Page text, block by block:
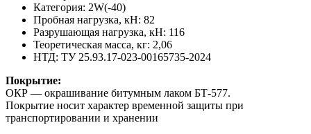
Категория: 2W(-40)
Пробная нагрузка, кН: 82
Разрушающая нагрузка, кН: 116
Теоретическая масса, кг: 2,06
НТД: ТУ 25.93.17-023-00165735-2024
Покрытие:
ОКР — окрашивание битумным лаком БТ-577.
Покрытие носит характер временной защиты при
транспортировании и хранении